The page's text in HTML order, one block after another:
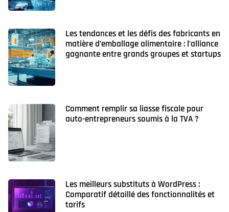
Les tendances et les défis des fabricants en
matière d’emballage alimentaire : l’alliance
gagnante entre grands groupes et startups
Comment remplir sa liasse fiscale pour
auto-entrepreneurs soumis à la TVA ?
Les meilleurs substituts à WordPress :
Comparatif détaillé des fonctionnalités et
tarifs